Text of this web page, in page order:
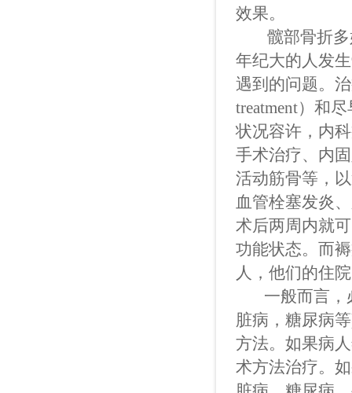
效果。
髋部骨折多
年纪大的人发
遇到的问题。
treatment）和
状况容许，内
手术治疗、内
活动筋骨等，
血管栓塞发炎
术后两周内就
功能状态。而
人，他们的住
一般而言，
脏病，糖尿病
方法。如果病
术方法治疗。